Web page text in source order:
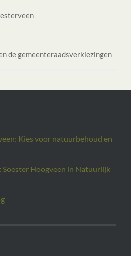
de gemeenteraadsverkiezingen
Kies voor natuurbehoud en
Soester Hoogveen in Natuurlijk